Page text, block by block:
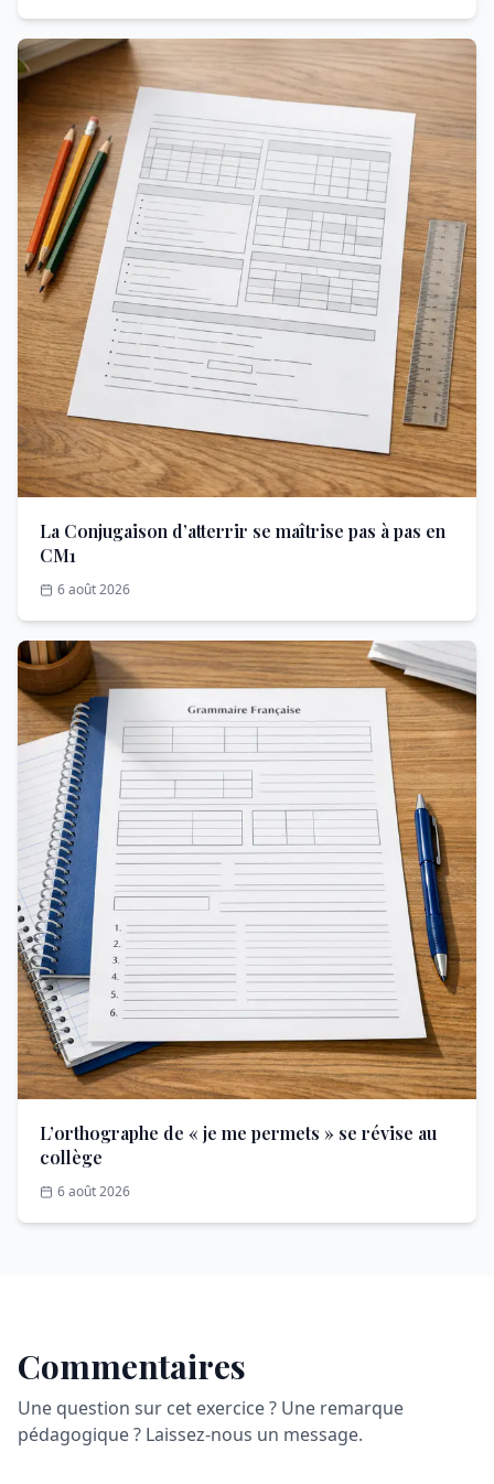
La Conjugaison d’atterrir se maîtrise pas à pas en
CM1
6 août 2026
L’orthographe de « je me permets » se révise au
collège
6 août 2026
Commentaires
Une question sur cet exercice ? Une remarque
pédagogique ? Laissez-nous un message.